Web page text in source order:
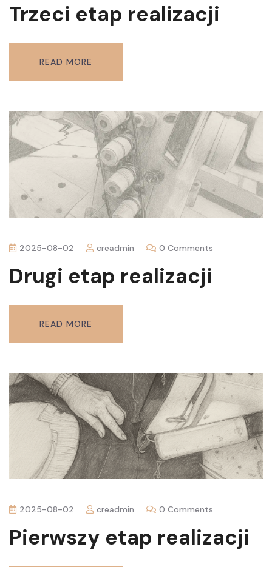
Trzeci etap realizacji
READ MORE
2025-08-02 creadmin 0 Comments
Drugi etap realizacji
READ MORE
2025-08-02 creadmin 0 Comments
Pierwszy etap realizacji